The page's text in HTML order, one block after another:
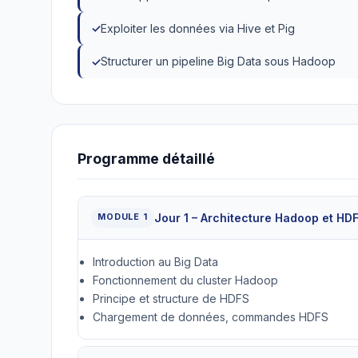
Exploiter les données via Hive et Pig
Structurer un pipeline Big Data sous Hadoop
Programme détaillé
MODULE 1 Jour 1 – Architecture Hadoop et
Introduction au Big Data
Fonctionnement du cluster Hadoop
Principe et structure de HDFS
Chargement de données, commandes HDFS